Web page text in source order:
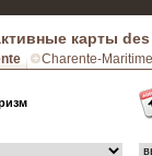
карты
Charente-Maritime